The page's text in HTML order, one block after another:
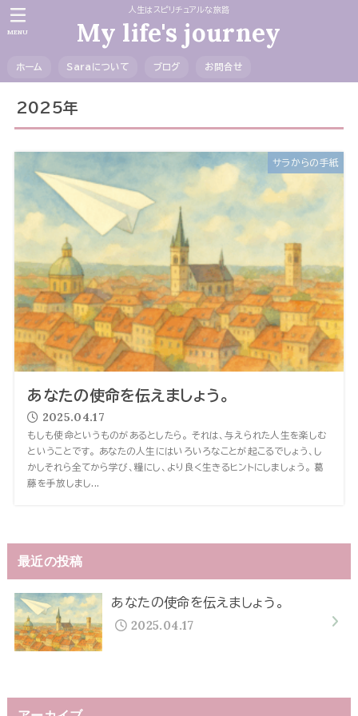
人生はスピリチュアルな旅路
My life's journey
ホーム Saraについて ブログ お問合せ
MENU
2025年
サラからの手紙
あなたの使命を伝えましょう。
2025.04.17
もしも使命というものがあるとしたら。 それは、与えられた人生を楽しむ
ということです。 あなたの人生にはいろいろなことが起こるでしょう、し
かしそれら全てから学び、糧にし、より良く生きるヒントにしましょう。 葛
藤を手放しまし...
最近の投稿
あなたの使命を伝えましょう。
2025.04.17